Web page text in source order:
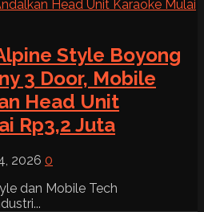
Style Boyong
3 Door, Mobile
Head Unit
Rp3,2 Juta
2026 0
dan Mobile Tech